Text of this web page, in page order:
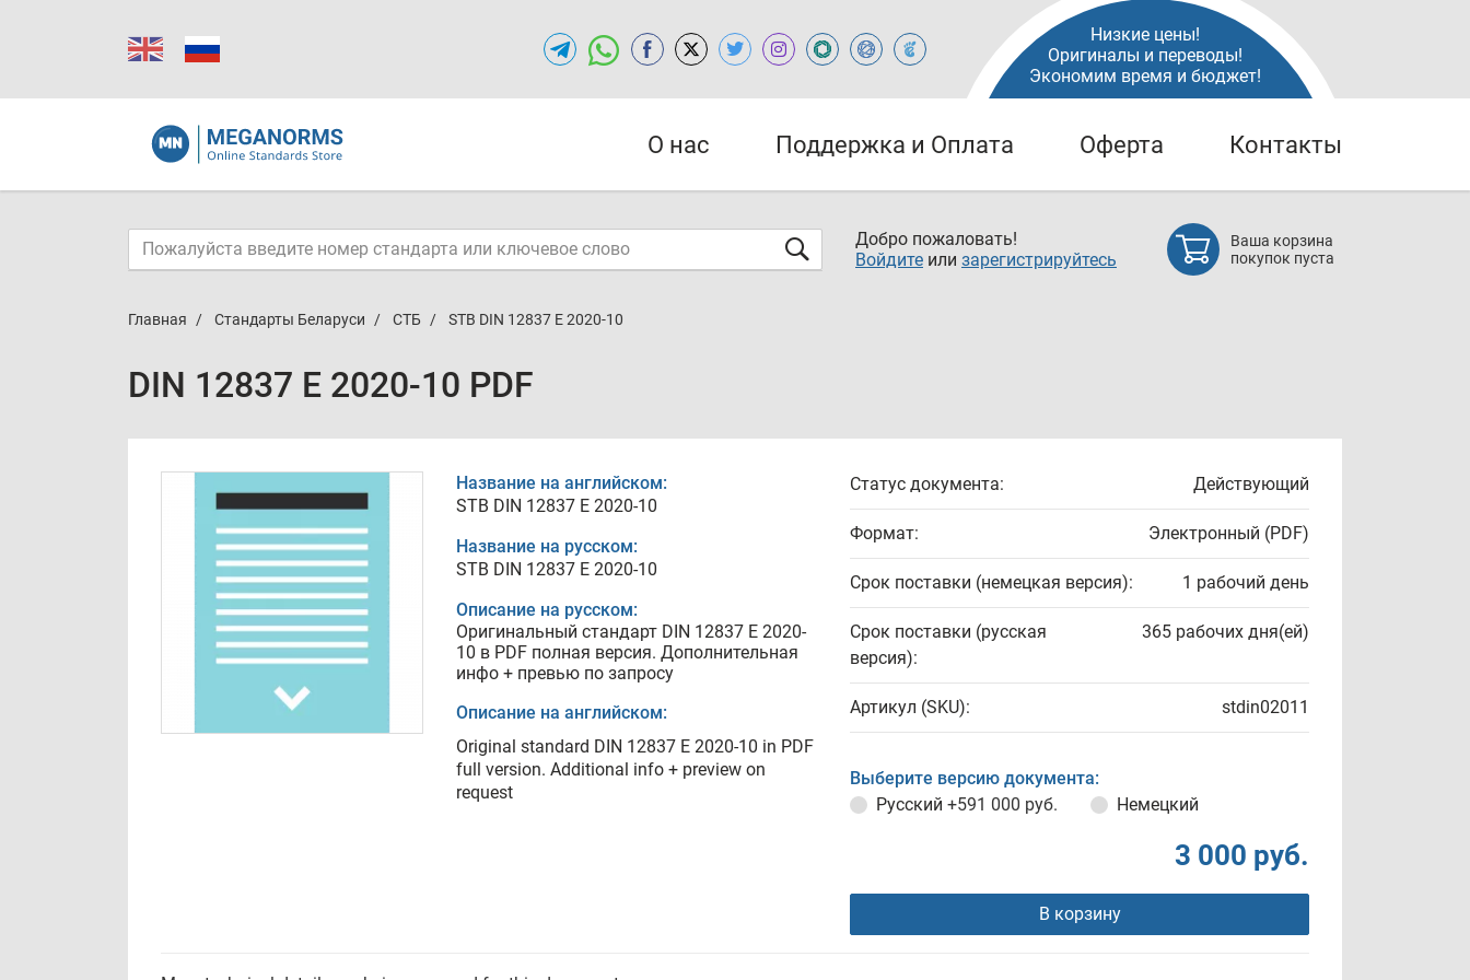
Низкие цены!
Оригиналы и переводы!
Экономим время и бюджет!
О нас Поддержка и Оплата Оферта Контакты
Добро пожаловать!
Войдите или зарегистрируйтесь
Ваша корзина
покупок пуста
Главная Стандарты Беларуси СТБ STB DIN 12837 E 2020-10
DIN 12837 E 2020-10 PDF
Название на английском:
STB DIN 12837 E 2020-10
Название на русском:
STB DIN 12837 E 2020-10
Описание на русском:
Оригинальный стандарт DIN 12837 E 2020-
10 в PDF полная версия. Дополнительная
инфо + превью по запросу
Описание на английском:
Original standard DIN 12837 E 2020-10 in PDF
full version. Additional info + preview on
request
Статус документа: Действующий
Формат: Электронный (PDF)
Срок поставки (немецкая версия): 1 рабочий день
Срок поставки (русская
версия):
365 рабочих дня(ей)
Артикул (SKU): stdin02011
Выберите версию документа:
Русский +591 000 руб. Немецкий
3 000 руб.
В корзину